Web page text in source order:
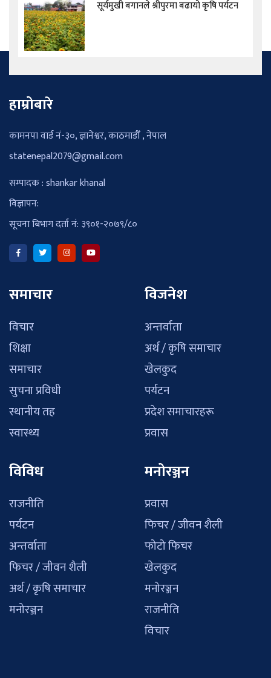
सूर्यमुखी बगानले श्रीपुरमा बढायो कृषि पर्यटन
हाम्रोबारे
कामनपा वार्ड नं-३०, ज्ञानेश्वर, काठमाडौँ , नेपाल
statenepal2079@gmail.com
सम्पादक : shankar khanal
विज्ञापन:
सूचना बिभाग दर्ता नं: ३९०१-२०७९/८०
समाचार
विचार
शिक्षा
समाचार
सुचना प्रविधी
स्थानीय तह
स्वास्थ्य
विजनेश
अन्तर्वाता
अर्थ / कृषि समाचार
खेलकुद
पर्यटन
प्रदेश समाचारहरू
प्रवास
विविध
राजनीति
पर्यटन
अन्तर्वाता
फिचर / जीवन शैली
अर्थ / कृषि समाचार
मनोरञ्जन
मनोरञ्जन
प्रवास
फिचर / जीवन शैली
फोटो फिचर
खेलकुद
मनोरञ्जन
राजनीति
विचार